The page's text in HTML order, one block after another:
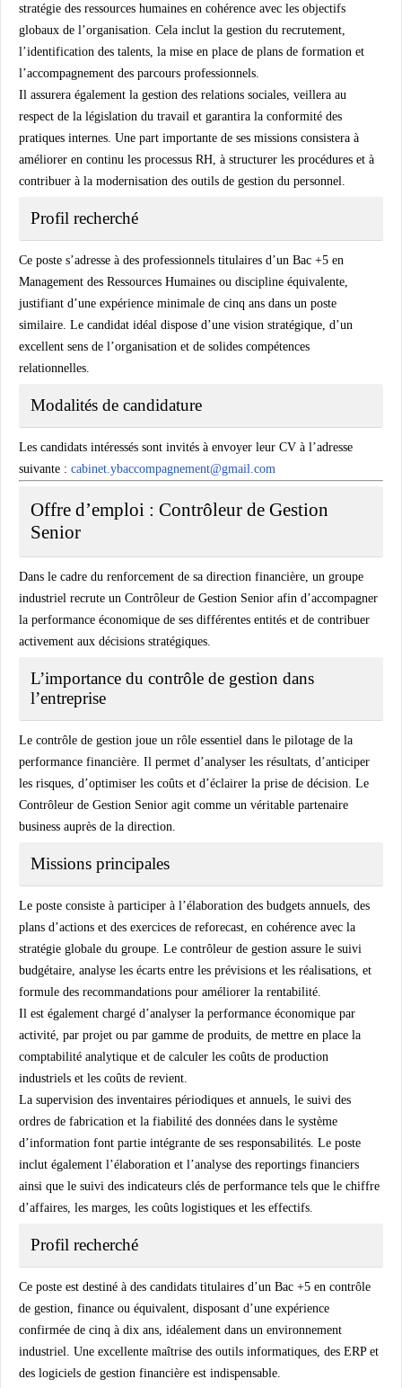
stratégie des ressources humaines en cohérence avec les objectifs
globaux de l’organisation. Cela inclut la gestion du recrutement,
l’identification des talents, la mise en place de plans de formation et
l’accompagnement des parcours professionnels.
Il assurera également la gestion des relations sociales, veillera au
respect de la législation du travail et garantira la conformité des
pratiques internes. Une part importante de ses missions consistera à
améliorer en continu les processus RH, à structurer les procédures et à
contribuer à la modernisation des outils de gestion du personnel.
Profil recherché
Ce poste s’adresse à des professionnels titulaires d’un Bac +5 en
Management des Ressources Humaines ou discipline équivalente,
justifiant d’une expérience minimale de cinq ans dans un poste
similaire. Le candidat idéal dispose d’une vision stratégique, d’un
excellent sens de l’organisation et de solides compétences
relationnelles.
Modalités de candidature
Les candidats intéressés sont invités à envoyer leur CV à l’adresse
suivante : cabinet.ybaccompagnement@gmail.com
Offre d’emploi : Contrôleur de Gestion
Senior
Dans le cadre du renforcement de sa direction financière, un groupe
industriel recrute un Contrôleur de Gestion Senior afin d’accompagner
la performance économique de ses différentes entités et de contribuer
activement aux décisions stratégiques.
L’importance du contrôle de gestion dans
l’entreprise
Le contrôle de gestion joue un rôle essentiel dans le pilotage de la
performance financière. Il permet d’analyser les résultats, d’anticiper
les risques, d’optimiser les coûts et d’éclairer la prise de décision. Le
Contrôleur de Gestion Senior agit comme un véritable partenaire
business auprès de la direction.
Missions principales
Le poste consiste à participer à l’élaboration des budgets annuels, des
plans d’actions et des exercices de reforecast, en cohérence avec la
stratégie globale du groupe. Le contrôleur de gestion assure le suivi
budgétaire, analyse les écarts entre les prévisions et les réalisations, et
formule des recommandations pour améliorer la rentabilité.
Il est également chargé d’analyser la performance économique par
activité, par projet ou par gamme de produits, de mettre en place la
comptabilité analytique et de calculer les coûts de production
industriels et les coûts de revient.
La supervision des inventaires périodiques et annuels, le suivi des
ordres de fabrication et la fiabilité des données dans le système
d’information font partie intégrante de ses responsabilités. Le poste
inclut également l’élaboration et l’analyse des reportings financiers
ainsi que le suivi des indicateurs clés de performance tels que le chiffre
d’affaires, les marges, les coûts logistiques et les effectifs.
Profil recherché
Ce poste est destiné à des candidats titulaires d’un Bac +5 en contrôle
de gestion, finance ou équivalent, disposant d’une expérience
confirmée de cinq à dix ans, idéalement dans un environnement
industriel. Une excellente maîtrise des outils informatiques, des ERP et
des logiciels de gestion financière est indispensable.